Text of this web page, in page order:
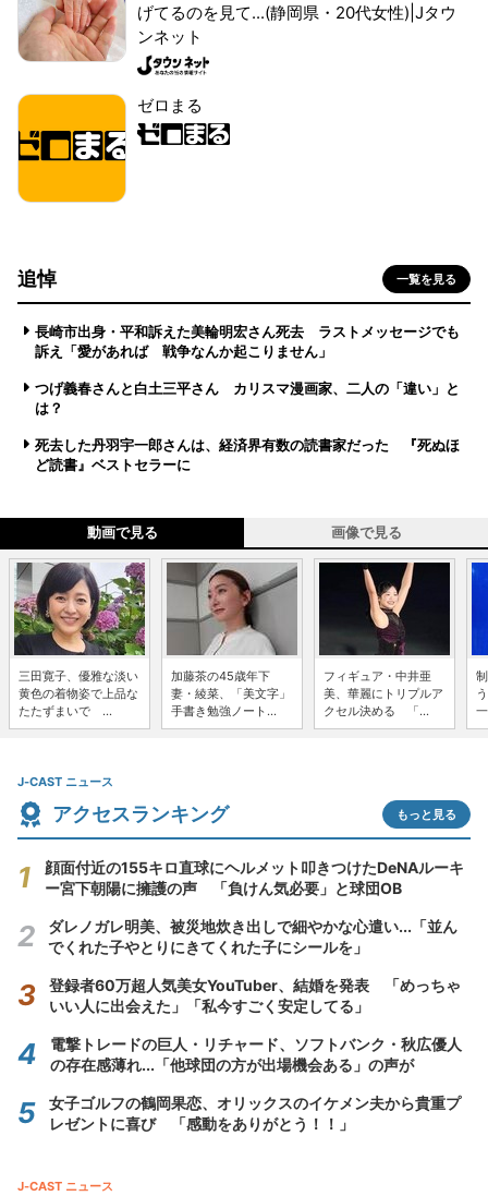
げてるのを見て...(静岡県・20代女性)|Jタウ
ンネット
ゼロまる
追悼 一覧を見る
長崎市出身・平和訴えた美輪明宏さん死去 ラストメッセージでも
訴え「愛があれば 戦争なんか起こりません」
つげ義春さんと白土三平さん カリスマ漫画家、二人の「違い」と
は？
死去した丹羽宇一郎さんは、経済界有数の読書家だった 『死ぬほ
ど読書』ベストセラーに
動画で見る 画像で見る
三田寛子、優雅な淡い
黄色の着物姿で上品な
たたずまいで ...
加藤茶の45歳年下
妻・綾菜、「美文字」
手書き勉強ノート...
フィギュア・中井亜
美、華麗にトリプルア
クセル決める 「...
J-CAST ニュース
アクセスランキング もっと見る
顔面付近の155キロ直球にヘルメット叩きつけたDeNAルーキ
ー宮下朝陽に擁護の声 「負けん気必要」と球団OB
ダレノガレ明美、被災地炊き出しで細やかな心遣い...「並ん
でくれた子やとりにきてくれた子にシールを」
登録者60万超人気美女YouTuber、結婚を発表 「めっちゃ
いい人に出会えた」「私今すごく安定してる」
電撃トレードの巨人・リチャード、ソフトバンク・秋広優人
の存在感薄れ...「他球団の方が出場機会ある」の声が
女子ゴルフの鶴岡果恋、オリックスのイケメン夫から貴重プ
レゼントに喜び 「感動をありがとう！！」
J-CAST ニュース